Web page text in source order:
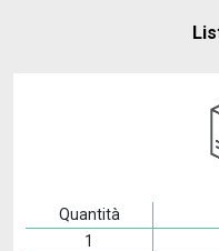
Quantità
1